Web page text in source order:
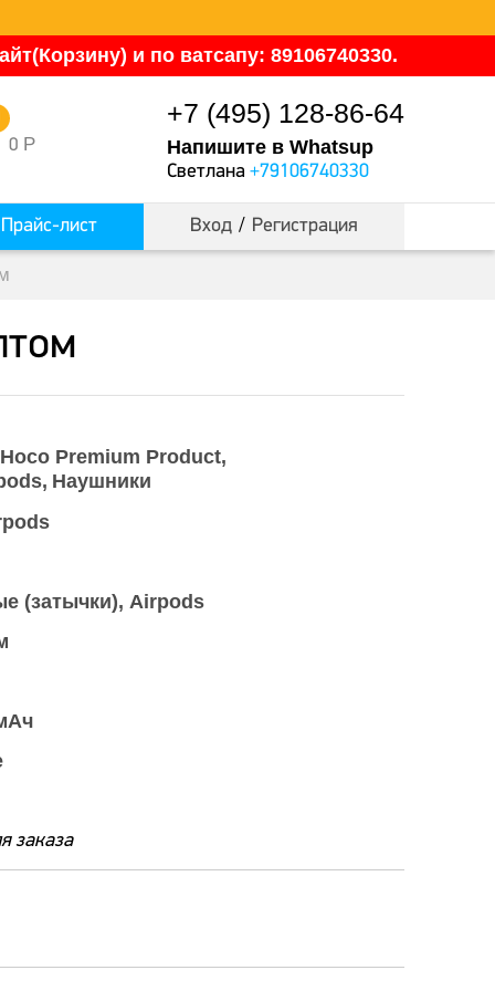
и по ватсапу: 89106740330.
0 Р
+7 (495) 128-86-64
Напишите в Whatsup
Светлана +79106740330
Прайс-лист Вход / Регистрация
Hoco Premium Product
Наушники
(затычки), Airpods
заказа